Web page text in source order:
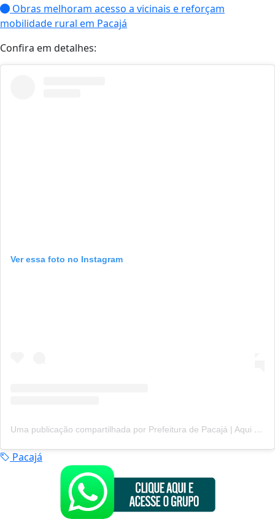
Obras melhoram acesso a vicinais e reforçam
mobilidade rural em Pacajá
Confira em detalhes:
Ver essa foto no Instagram
Uma publicação compartilhada por Prefeitura de Pacajá | Aqui tem trabalho! (@prefeiturapacaja)
Pacajá